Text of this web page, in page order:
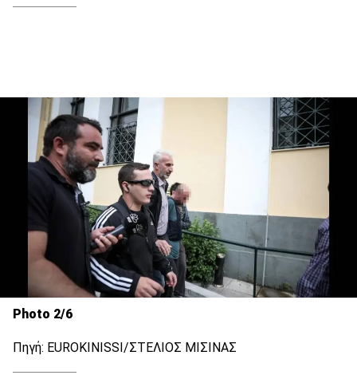
Photo 2/6
Πηγή: EUROKINISSI/ΣΤΕΛΙΟΣ ΜΙΣΙΝΑΣ